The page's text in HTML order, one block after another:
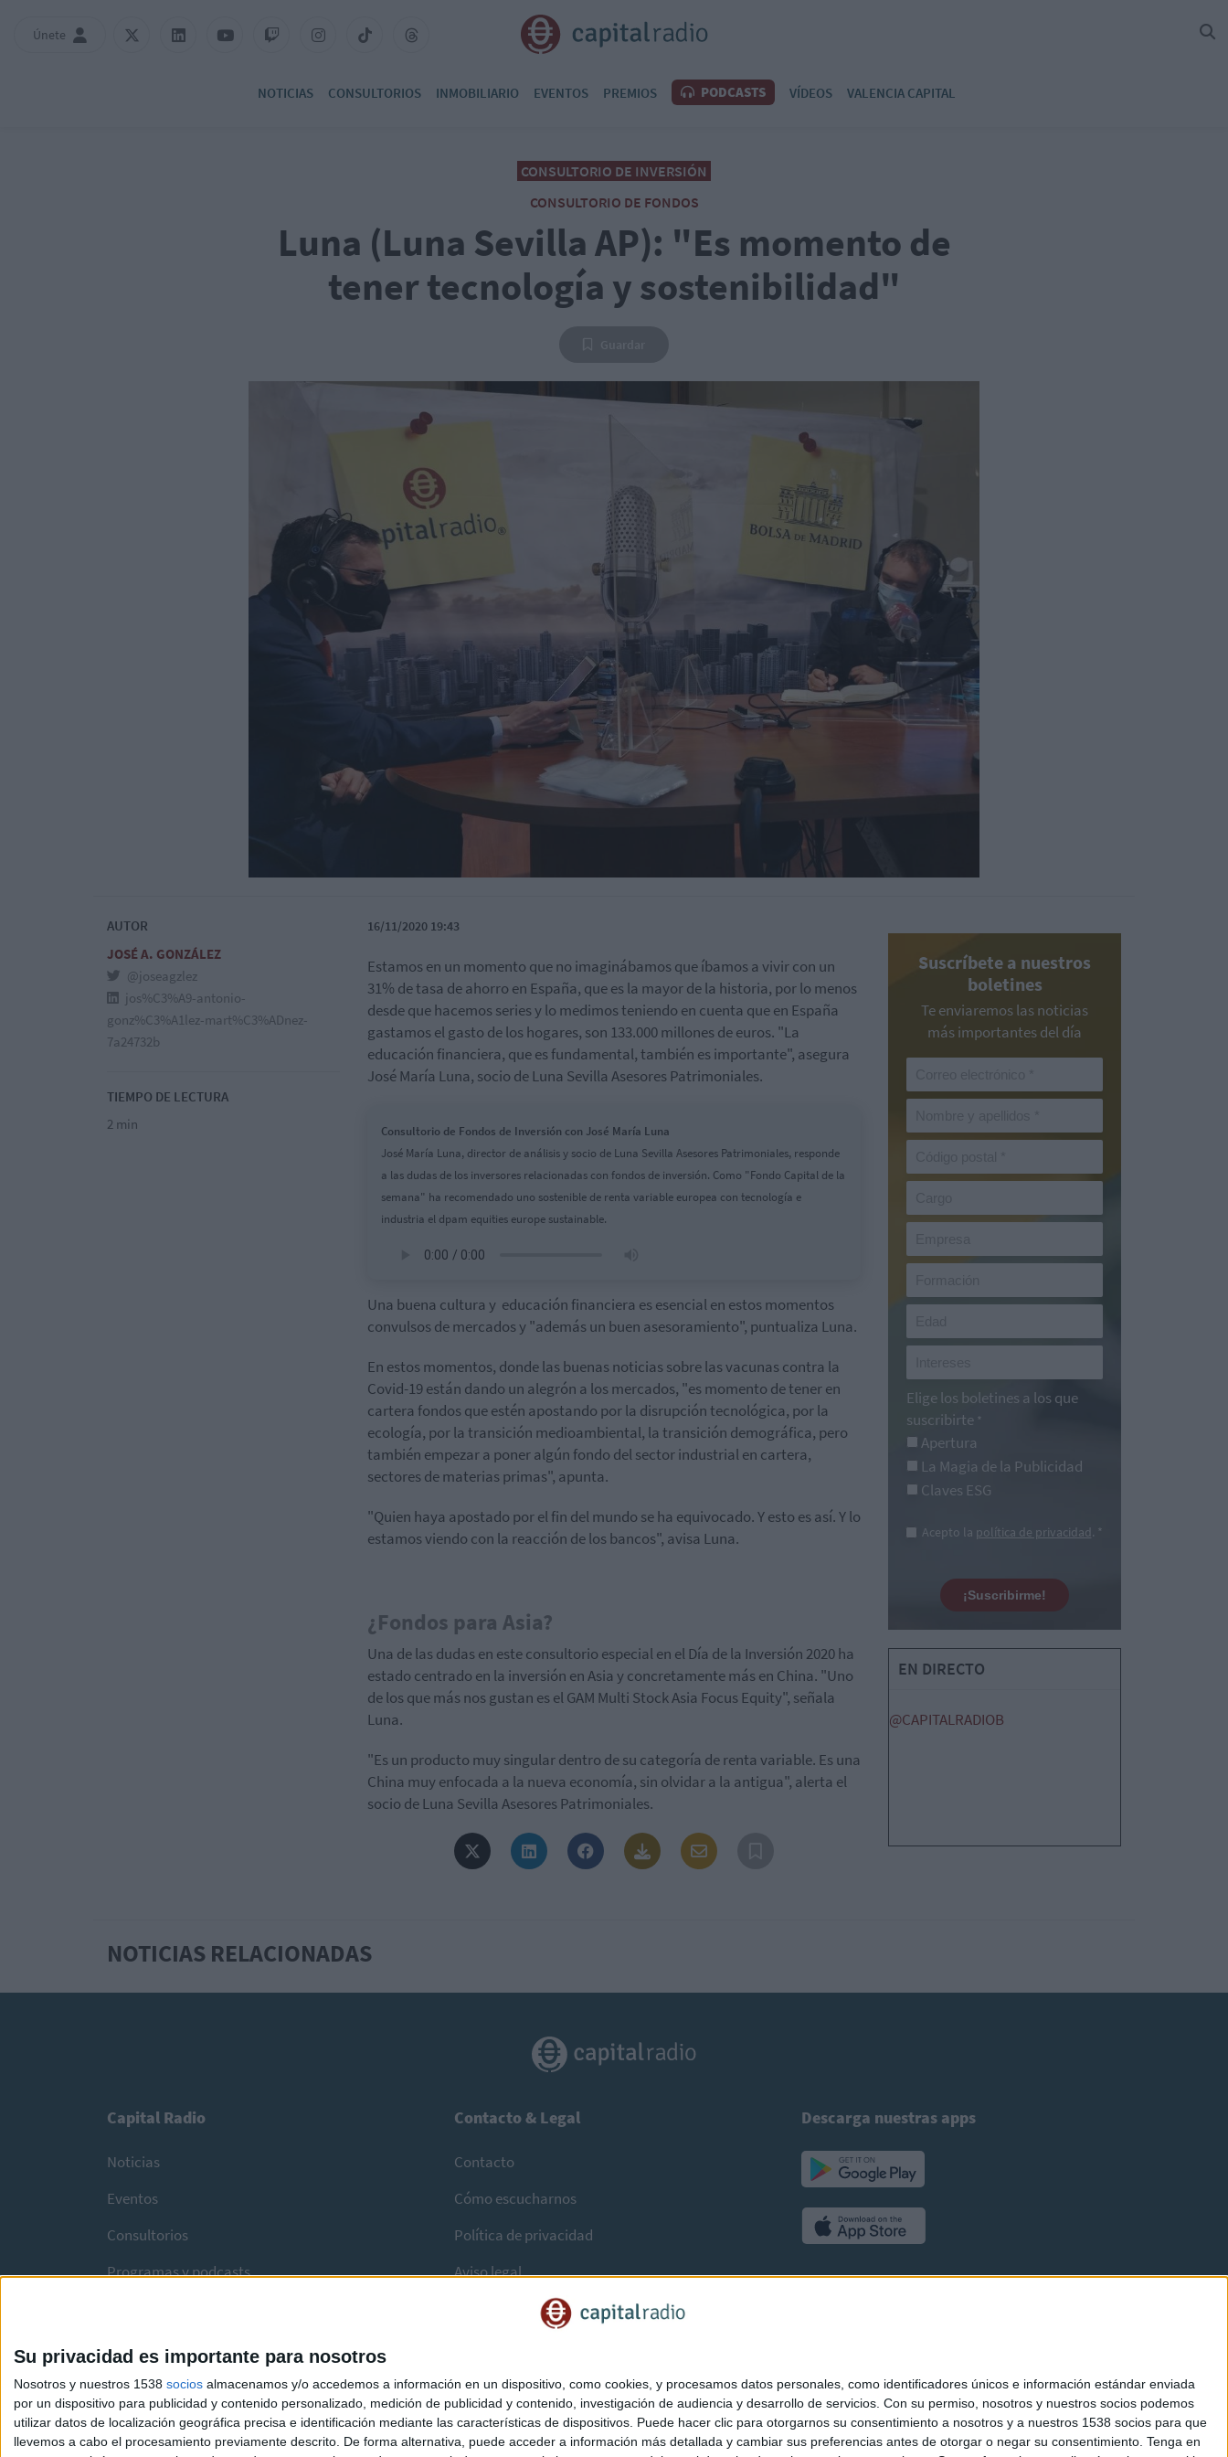
Su privacidad es importante para nosotros
Nosotros y nuestros 1538 socios almacenamos y/o accedemos a información en un dispositivo, como cookies, y procesamos datos personales, como identificadores únicos e información estándar enviada
por un dispositivo para publicidad y contenido personalizado, medición de publicidad y contenido, investigación de audiencia y desarrollo de servicios. Con su permiso, nosotros y nuestros socios podemos
utilizar datos de localización geográfica precisa e identificación mediante las características de dispositivos. Puede hacer clic para otorgarnos su consentimiento a nosotros y a nuestros 1538 socios para que
llevemos a cabo el procesamiento previamente descrito. De forma alternativa, puede acceder a información más detallada y cambiar sus preferencias antes de otorgar o negar su consentimiento. Tenga en
Únete
NOTICIAS CONSULTORIOS INMOBILIARIO EVENTOS PREMIOS PODCASTS VÍDEOS VALENCIA CAPITAL
CONSULTORIO DE INVERSIÓN
CONSULTORIO DE FONDOS
Luna (Luna Sevilla AP): "Es momento de
tener tecnología y sostenibilidad"
AUTOR
JOSÉ A. GONZÁLEZ
@joseagzlez
jos%C3%A9-antonio-
gonz%C3%A1lez-mart%C3%ADnez-
7a24732b
TIEMPO DE LECTURA
2 min
16/11/2020 19:43
Estamos en un momento que no imaginábamos que íbamos a vivir con un
31% de tasa de ahorro en España, que es la mayor de la historia, por lo menos
desde que hacemos series y lo medimos teniendo en cuenta que en España
gastamos el gasto de los hogares, son 133.000 millones de euros. "La
educación financiera, que es fundamental, también es importante", asegura
José María Luna, socio de Luna Sevilla Asesores Patrimoniales.
Consultorio de Fondos de Inversión con José María Luna
José María Luna, director de análisis y socio de Luna Sevilla Asesores Patrimoniales, responde
a las dudas de los inversores relacionadas con fondos de inversión. Como "Fondo Capital de la
semana" ha recomendado uno sostenible de renta variable europea con tecnología e
industria el dpam equities europe sustainable.
Una buena cultura y educación financiera es esencial en estos momentos
convulsos de mercados y "además un buen asesoramiento", puntualiza Luna.
En estos momentos, donde las buenas noticias sobre las vacunas contra la
Covid-19 están dando un alegrón a los mercados, "es momento de tener en
cartera fondos que estén apostando por la disrupcióntecnológica, por la
ecología, por la transición medioambiental, la transición demográfica, pero
también empezar a poner algún fondo del sector industrial en cartera,
sectores de materias primas", apunta.
"Quien haya apostado por el fin del mundo se ha equivocado. Y esto es así. Y lo
estamos viendo con la reacción de los bancos", avisa Luna.
¿Fondos para Asia?
Una de las dudas en este consultorio especial en el Día de la Inversión 2020 ha
estado centrado en la inversión en Asia y concretamente más en China. "Uno
de los que más nos gustan es el GAM Multi Stock Asia Focus Equity", señala
Luna.
"Es un producto muy singular dentro de su categoría de renta variable. Es una
China muy enfocada a la nueva economía, sin olvidar a la antigua", alerta el
socio de Luna Sevilla Asesores Patrimoniales.
Suscríbete a nuestros
boletines
Te enviaremos las noticias
más importantes del día
Elige los boletines a los que
suscribirte *
Apertura
La Magia de la Publicidad
Claves ESG
Acepto la política de privacidad. *
¡Suscribirme!
EN DIRECTO
@CAPITALRADIOB
NOTICIAS RELACIONADAS
Capital Radio
Noticias
Eventos
Consultorios
Programas y podcasts
Contacto & Legal
Contacto
Cómo escucharnos
Política de privacidad
Aviso legal
Descarga nuestras apps